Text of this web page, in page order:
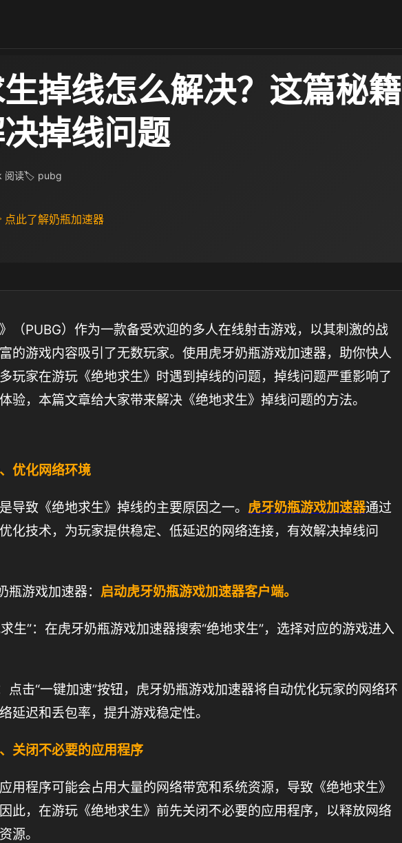
掉线怎么解决？这篇秘籍
掉线问题
阅读🏷 pubg
点此了解奶瓶加速器
》（PUBG）作为一款备受欢迎的多人在线射击游戏，以其刺激的战
的游戏内容吸引了无数玩家。使用虎牙奶瓶游戏加速器，助你快人
玩家在游玩《绝地求生》时遇到掉线的问题，掉线问题严重影响了
验，本篇文章给大家带来解决《绝地求生》掉线问题的方法。
优化网络环境
导致《绝地求生》掉线的主要原因之一。 虎牙奶瓶游戏加速器通过
化技术，为玩家提供稳定、低延迟的网络连接，有效解决掉线问
瓶游戏加速器： 启动虎牙奶瓶游戏加速器客户端。
生”：在虎牙奶瓶游戏加速器搜索“绝地求生”，选择对应的游戏进入
点击“一键加速”按钮，虎牙奶瓶游戏加速器将自动优化玩家的网络环
延迟和丢包率，提升游戏稳定性。
关闭不必要的应用程序
用程序可能会占用大量的网络带宽和系统资源，导致《绝地求生》
此，在游玩《绝地求生》前先关闭不必要的应用程序，以释放网络
源。